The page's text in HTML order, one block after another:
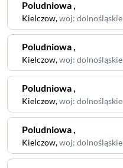
Poludniowa,
Kielczow,woj: dolnośląskie
Poludniowa,
Kielczow,woj: dolnośląskie
Poludniowa,
Kielczow,woj: dolnośląskie
Poludniowa,
Kielczow,woj: dolnośląskie